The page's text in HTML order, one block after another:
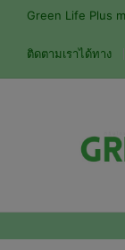
Green Life Plus
ติดตามเราได้ทาง